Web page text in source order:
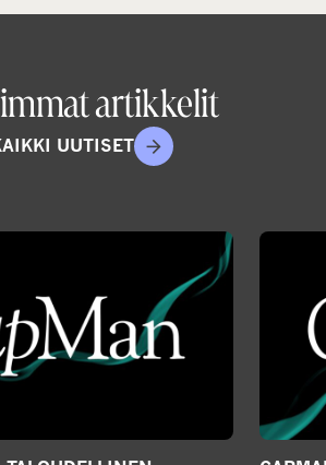
artikkelit
UUTISET